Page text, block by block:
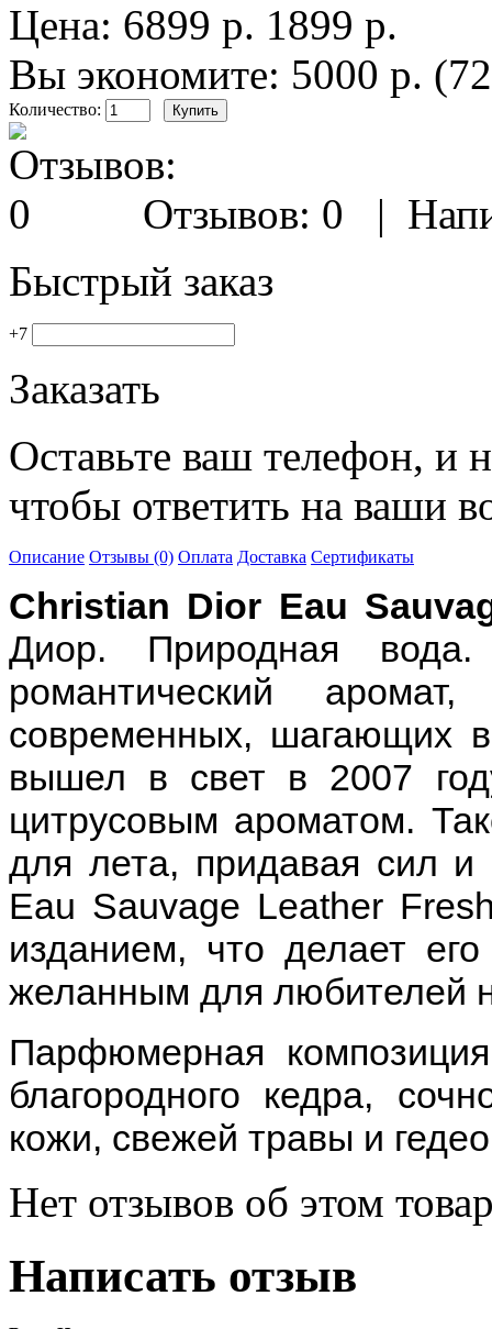
Цена: 6899 р. 1899 р.
Вы экономите: 5000 р.
Количество:
Отзывов: 0 |
Быстрый заказ
+7
Заказать
Оставьте ваш телефон, и
чтобы ответить на ваши
Описание Отзывы (0) Оплата Доставка Сертификаты
Christian Dior Eau
Диор. Природная
романтический
современных, шагающих
вышел в свет в 2007
цитрусовым ароматом.
для лета, придавая сил
Eau Sauvage Leather
изданием, что делает
желанным для любителей
Парфюмерная
благородного кедра,
кожи, свежей травы и
Нет отзывов об этом
Написать отзыв